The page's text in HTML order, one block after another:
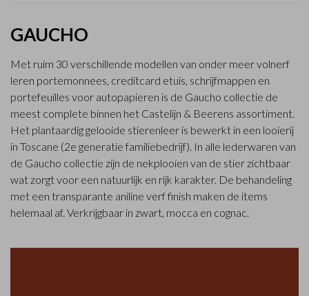
GAUCHO
Met ruim 30 verschillende modellen van onder meer volnerf
leren portemonnees, creditcard etuis, schrijfmappen en
portefeuilles voor autopapieren is de Gaucho collectie de
meest complete binnen het Castelijn & Beerens assortiment.
Het plantaardig gelooide stierenleer is bewerkt in een looierij
in Toscane (2e generatie familiebedrijf). In alle lederwaren van
de Gaucho collectie zijn de nekplooien van de stier zichtbaar
wat zorgt voor een natuurlijk en rijk karakter. De behandeling
met een transparante aniline verf finish maken de items
helemaal af. Verkrijgbaar in zwart, mocca en cognac.